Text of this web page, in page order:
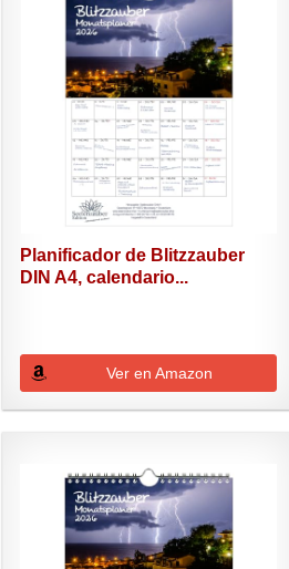
Planificador de Blitzzauber
DIN A4, calendario...
Ver en Amazon